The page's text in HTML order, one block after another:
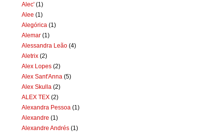
Alec' (1)
Alee (1)
Alegórica (1)
Alemar (1)
Alessandra Leão (4)
Aletrix (2)
Alex Lopes (2)
Alex Sant'Anna (5)
Alex Skulla (2)
ALEX TEX (2)
Alexandra Pessoa (1)
Alexandre (1)
Alexandre Andrés (1)